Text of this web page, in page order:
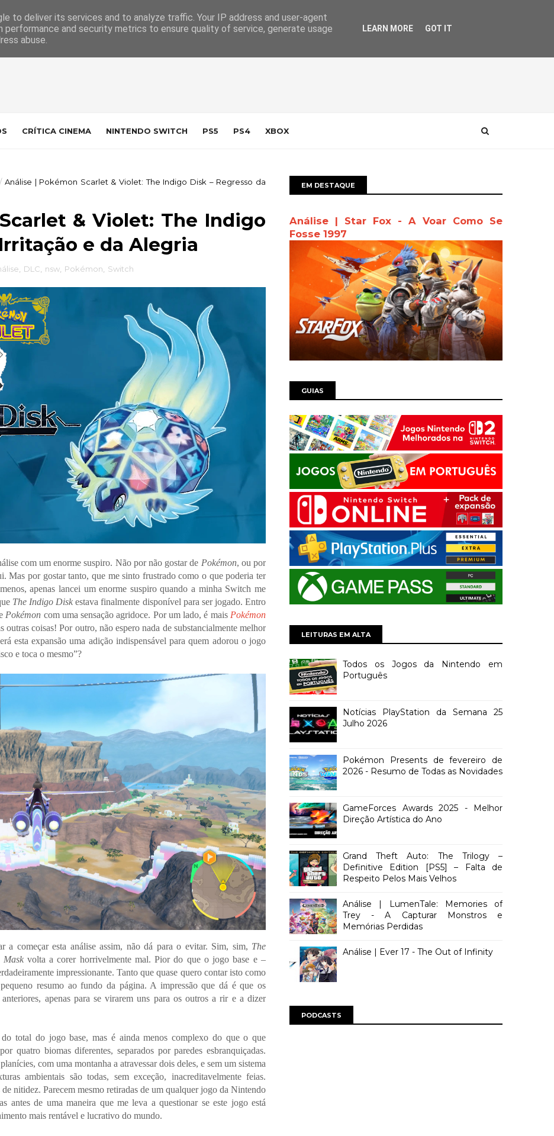
Suporte da Indústria Contacto
CRÍTICA CINEMA NINTENDO SWITCH PS5 PS4 XBOX
/ Análise | Pokémon Scarlet & Violet: The Indigo Disk – Regresso da
& Violet: The Indigo
e da Alegria
DLC nsw Pokémon Switch
com um enorme suspiro. Não por não gostar de Pokémon, ou por
Mas por gostar tanto, que me sinto frustrado como o que poderia ter
apenas lancei um enorme suspiro quando a minha Switch me
The Indigo Disk estava finalmente disponível para ser jogado. Entro
Pokémon com uma sensação agridoce. Por um lado, é mais Pokémon
outras coisas! Por outro, não espero nada de substancialmente melhor
esta expansão uma adição indispensável para quem adorou o jogo
e toca o mesmo”?
a começar esta análise assim, não dá para o evitar. Sim, sim, The
Maskvolta a corer horrivelmente mal.Pior do que o jogo base e –
impressionante. Tanto que quase quero contar isto como
resumo ao fundo da página. A impressão que dá é que os
apenas para se virarem uns para os outros a rir e a dizer
total do jogo base, mas é ainda menos complexo do que o que
quatro biomas diferentes, separados por paredes esbranquiçadas.
com uma montanha a atravessar dois deles, e sem um sistema
ambientais são todas, sem exceção, inacreditavelmente feias.
nitidez. Parecem mesmo retiradas de um qualquer jogo da Nintendo
antes de uma maneira que me leva a questionar se este jogo está
mais rentável e lucrativo do mundo.
EM DESTAQUE
Análise | Star Fox - A Voar Como Se
Fosse 1997
GUIAS
LEITURAS EM ALTA
Todos os Jogos da Nintendo em
Português
Notícias PlayStation da Semana 25
Julho 2026
Pokémon Presents de fevereiro de
2026 - Resumo de Todas as Novidades
GameForces Awards 2025 - Melhor
Direção Artística do Ano
Grand Theft Auto: The Trilogy –
Definitive Edition [PS5] – Falta de
Respeito Pelos Mais Velhos
Análise | LumenTale: Memories of
Trey - A Capturar Monstros e
Memórias Perdidas
Análise | Ever 17 - The Out of Infinity
PODCASTS
to deliver its services and to analyze traffic. Your IP address and user-agent
performance and security metrics to ensure quality of service, generate usage
abuse.
LEARN MORE GOT IT